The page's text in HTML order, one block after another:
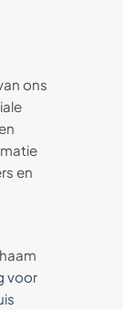
ons
en
voor